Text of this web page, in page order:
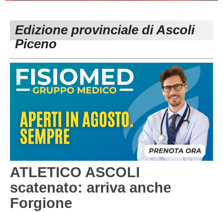
Carica la tua Rosa
1^ CATEGORIA
3^ CATEGORIA
GIOVANILI
Edizione provinciale di Ascoli
Piceno
ATLETICO ASCOLI
scatenato: arriva anche
Forgione